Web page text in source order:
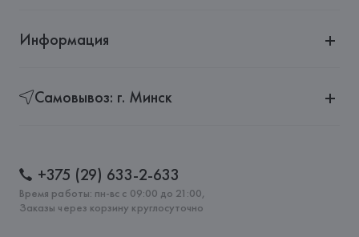
Информация
Самовывоз: г. Минск
+375 (29) 633-2-633
Время работы: пн-вс с 09:00 до 21:00,
Заказы через корзину круглосуточно